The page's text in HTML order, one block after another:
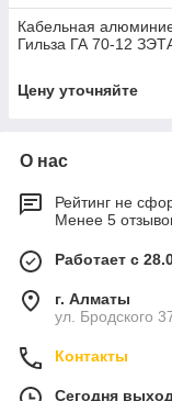
Кабельная
Гильза ГА 70-12
Цену уточняйте
О нас
Рейтинг не
Менее 5
Работает с
г. Алматы
ул. Бродского
Контакты
Сегодня